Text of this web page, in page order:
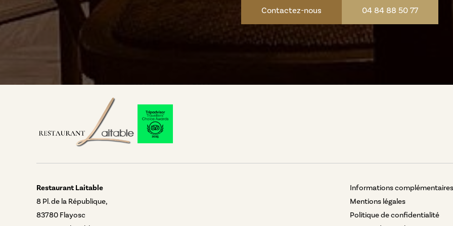
Contactez-nous 04 84 88 50 77
Restaurant Laitable
8 Pl. de la République,
83780 Flayosc
Informations complémentaires
Mentions légales
Politique de confidentialité